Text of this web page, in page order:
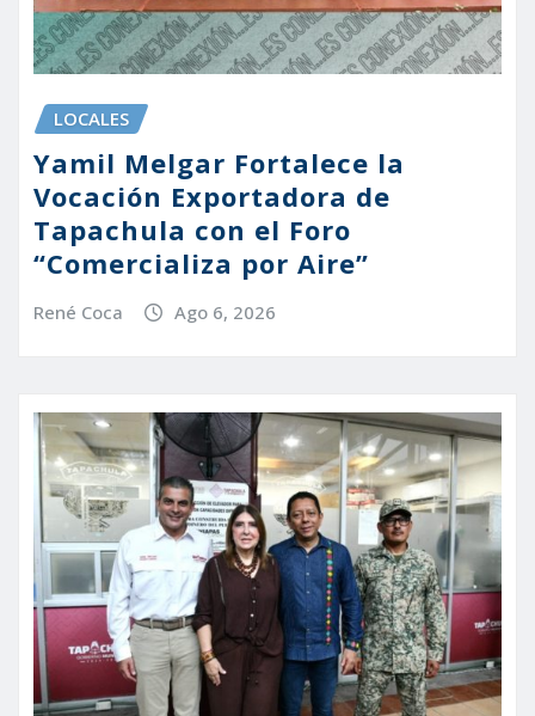
LOCALES
Yamil Melgar Fortalece la
Vocación Exportadora de
Tapachula con el Foro
“Comercializa por Aire”
René Coca Ago 6, 2026